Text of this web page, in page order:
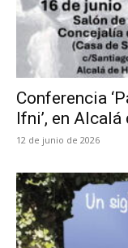
Conferencia
Ifni’, en Alcalá
12 de junio de 2026